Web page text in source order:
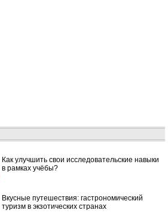
Как улучшить свои исследовательские навыки
в рамках учёбы?
Вкусные путешествия: гастрономический
туризм в экзотических странах